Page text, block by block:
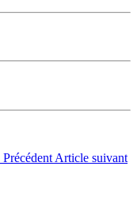
Précédent Article suivant